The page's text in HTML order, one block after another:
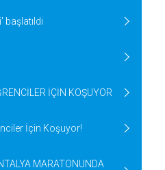
başlatıldı
İÇİN KOŞUYOR
İçin Koşuyor!
MARATONUNDA